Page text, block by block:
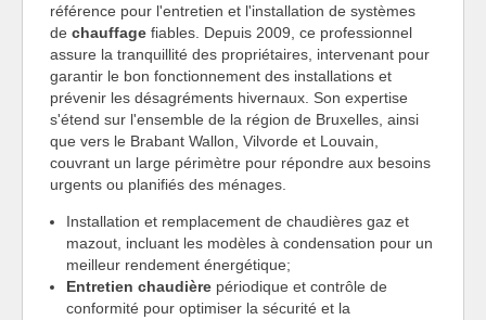
référence pour l'entretien et l'installation de systèmes
de chauffage fiables. Depuis 2009, ce professionnel
assure la tranquillité des propriétaires, intervenant pour
garantir le bon fonctionnement des installations et
prévenir les désagréments hivernaux. Son expertise
s'étend sur l'ensemble de la région de Bruxelles, ainsi
que vers le Brabant Wallon, Vilvorde et Louvain,
couvrant un large périmètre pour répondre aux besoins
urgents ou planifiés des ménages.
Installation et remplacement de chaudières gaz et
mazout, incluant les modèles à condensation pour un
meilleur rendement énergétique;
Entretien chaudière périodique et contrôle de
conformité pour optimiser la sécurité et la